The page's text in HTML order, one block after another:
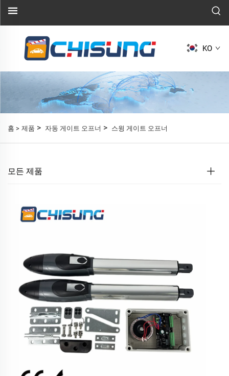
KO
홈 > 제품 > 자동 게이트 오프너 > 스윙 게이트 오프너
모든 제품